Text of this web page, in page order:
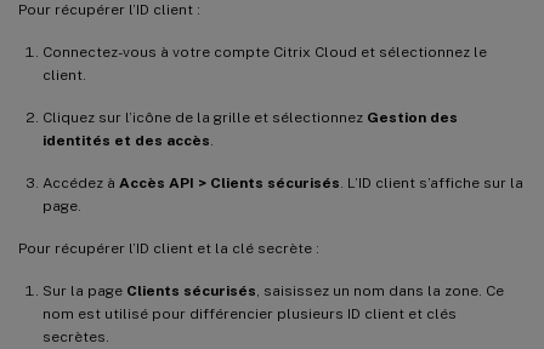
Pour récupérer l’ID client :
Connectez-vous à votre compte Citrix Cloud et sélectionnez le
client.
Cliquez sur l’icône de la grille et sélectionnez Gestion des
identités et des accès.
Accédez à Accès API > Clients sécurisés. L’ID client s’affiche sur la
page.
Pour récupérer l’ID client et la clé secrète :
Sur la page Clients sécurisés, saisissez un nom dans la zone. Ce
nom est utilisé pour différencier plusieurs ID client et clés
secrètes.